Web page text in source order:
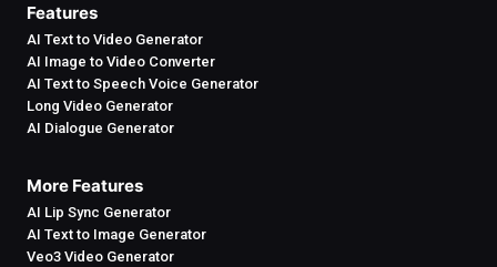
Features
AI Text to Video Generator
AI Image to Video Converter
AI Text to Speech Voice Generator
Long Video Generator
AI Dialogue Generator
More Features
AI Lip Sync Generator
AI Text to Image Generator
Veo3 Video Generator